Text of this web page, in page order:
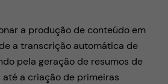
a produção de conteúdo em
a transcrição automática de
pela geração de resumos de
a criação de primeiras